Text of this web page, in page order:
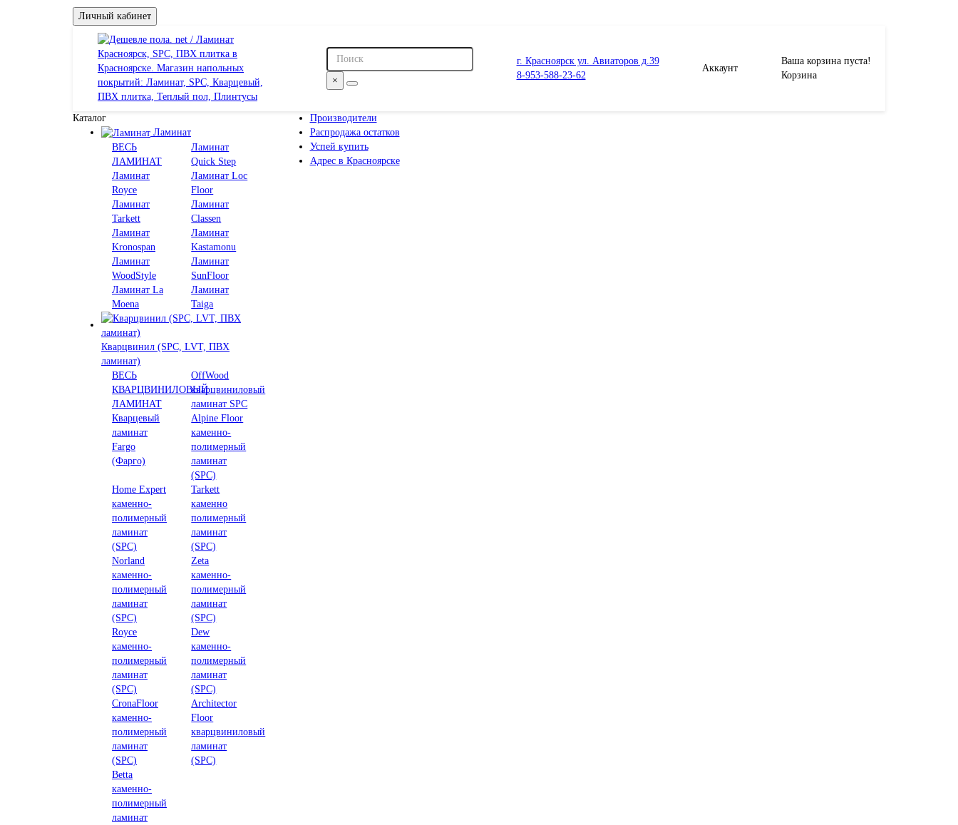
Личный кабинет
×
г. Красноярск ул. Авиаторов д.39
8-953-588-23-62
Аккаунт
Ваша корзина пуста!
Корзина
Каталог
Ламинат
ВЕСЬ
ЛАМИНАТ
Ламинат
Quick Step
Ламинат
Royce
Ламинат Loc
Floor
Ламинат
Tarkett
Ламинат
Classen
Ламинат
Kronospan
Ламинат
Kastamonu
Ламинат
WoodStyle
Ламинат
SunFloor
Ламинат La
Moena
Ламинат
Taiga
Кварцвинил (SPC, LVT, ПВХ
ламинат)
ВЕСЬ
КВАРЦВИНИЛОВЫЙ
ЛАМИНАТ
OffWood
кварцвиниловый
ламинат SPC
Кварцевый
ламинат
Fargo
(Фарго)
Alpine Floor
каменно-
полимерный
ламинат
(SPC)
Home Expert
каменно-
полимерный
ламинат
(SPC)
Tarkett
каменно
полимерный
ламинат
(SPC)
Norland
каменно-
полимерный
ламинат
(SPC)
Zeta
каменно-
полимерный
ламинат
(SPC)
Royce
каменно-
полимерный
ламинат
(SPC)
Dew
каменно-
полимерный
ламинат
(SPC)
CronaFloor
каменно-
полимерный
ламинат
(SPC)
Architector
Floor
кварцвиниловый
ламинат
(SPC)
Betta
каменно-
полимерный
ламинат
Производители
Распродажа остатков
Успей купить
Адрес в Красноярске